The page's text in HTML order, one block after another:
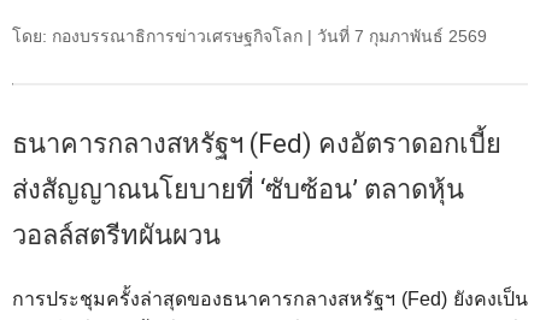
โดย: กองบรรณาธิการข่าวเศรษฐกิจโลก | วันที่ 7 กุมภาพันธ์ 2569
ธนาคารกลางสหรัฐฯ (Fed) คงอัตราดอกเบี้ย
ส่งสัญญาณนโยบายที่ ‘ซับซ้อน’ ตลาดหุ้น
วอลล์สตรีทผันผวน
การประชุมครั้งล่าสุดของธนาคารกลางสหรัฐฯ (Fed) ยังคงเป็น